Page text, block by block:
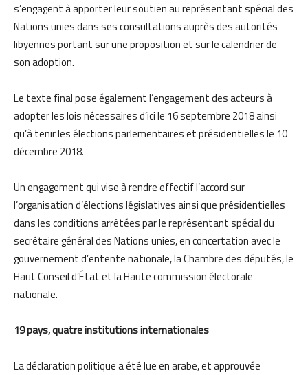
s’engagent à apporter leur soutien au représentant spécial des
Nations unies dans ses consultations auprès des autorités
libyennes portant sur une proposition et sur le calendrier de
son adoption.
Le texte final pose également l’engagement des acteurs à
adopter les lois nécessaires d’ici le 16 septembre 2018 ainsi
qu’à tenir les élections parlementaires et présidentielles le 10
décembre 2018.
Un engagement qui vise à rendre effectif l’accord sur
l’organisation d’élections législatives ainsi que présidentielles
dans les conditions arrêtées par le représentant spécial du
secrétaire général des Nations unies, en concertation avec le
gouvernement d’entente nationale, la Chambre des députés, le
Haut Conseil d’État et la Haute commission électorale
nationale.
19 pays, quatre institutions internationales
La déclaration politique a été lue en arabe, et approuvée